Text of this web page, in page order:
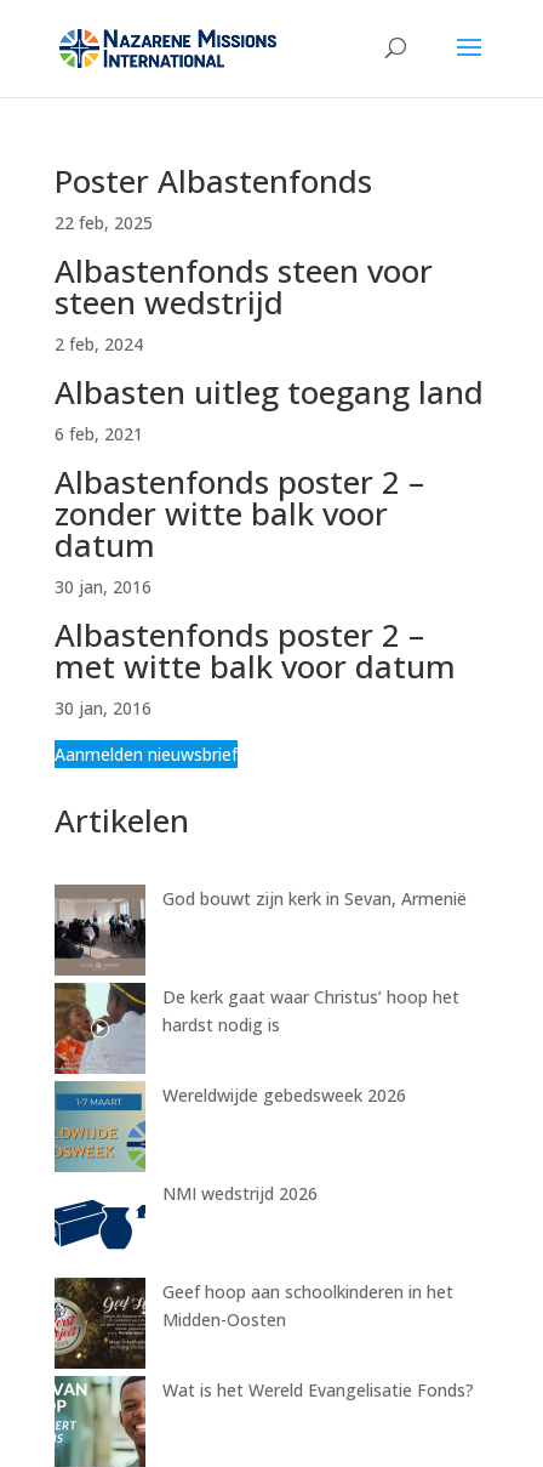
Poster Albastenfonds
22 feb, 2025
Albastenfonds steen voor
steen wedstrijd
2 feb, 2024
Albasten uitleg toegang land
6 feb, 2021
Albastenfonds poster 2 –
zonder witte balk voor
datum
30 jan, 2016
Albastenfonds poster 2 –
met witte balk voor datum
30 jan, 2016
Aanmelden nieuwsbrief
Artikelen
God bouwt zijn kerk in Sevan, Armenië
De kerk gaat waar Christus’ hoop het
hardst nodig is
Wereldwijde gebedsweek 2026
NMI wedstrijd 2026
Geef hoop aan schoolkinderen in het
Midden-Oosten
Wat is het Wereld Evangelisatie Fonds?